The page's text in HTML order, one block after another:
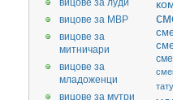
вицове за луди
вицове за МВР
вицове за
митничари
вицове за
младоженци
вицове за мутри